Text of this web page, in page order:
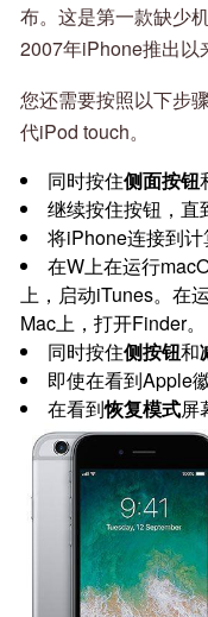
布。这是第一款缺少
2007年iPhone推出以
您还需要按照以下步
代iPod touch。
同时按住侧面按钮
继续按住按钮，直
将iPhone连接到计
在W上在运行
上，启动iTunes。在
Mac上，打开Finder。
同时按住侧按钮和
即使在看到Apple
在看到恢复模式屏